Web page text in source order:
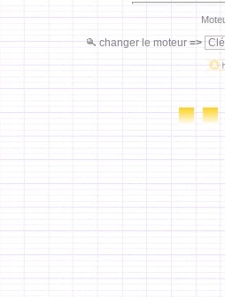
changer le moteur=>